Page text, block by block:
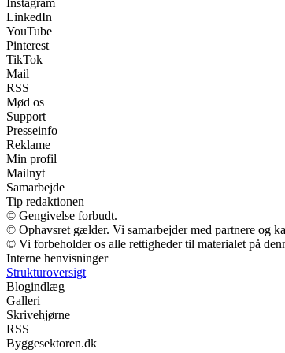
Instagram
LinkedIn
YouTube
Pinterest
TikTok
Mail
RSS
Mød os
Support
Presseinfo
Reklame
Min profil
Mailnyt
Samarbejde
Tip redaktionen
© Gengivelse forbudt.
© Ophavsret gælder. Vi samarbejder med partnere og
© Vi forbeholder os alle rettigheder til materialet på
Interne henvisninger
Strukturoversigt
Blogindlæg
Galleri
Skrivehjørne
RSS
Byggesektoren.dk